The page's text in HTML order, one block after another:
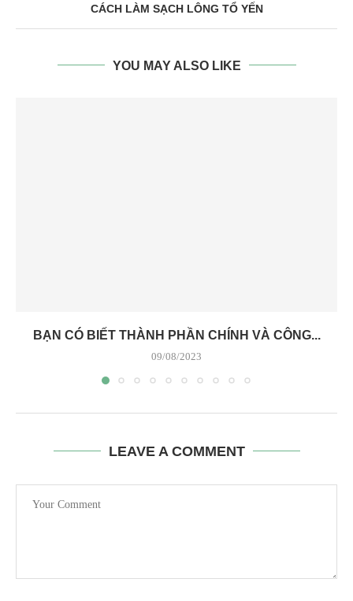
CÁCH LÀM SẠCH LÔNG TỔ YẾN
YOU MAY ALSO LIKE
BẠN CÓ BIẾT THÀNH PHẦN CHÍNH VÀ CÔNG...
09/08/2023
LEAVE A COMMENT